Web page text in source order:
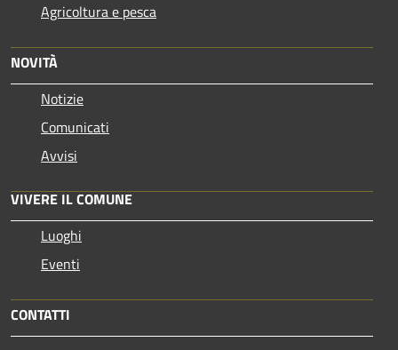
Agricoltura e pesca
NOVITÀ
Notizie
Comunicati
Avvisi
VIVERE IL COMUNE
Luoghi
Eventi
CONTATTI